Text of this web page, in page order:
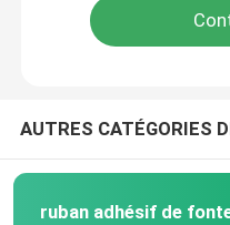
Ruban adhésif
Collage à fonder à
AUTRES CATÉGORIES
ruban adhésif de